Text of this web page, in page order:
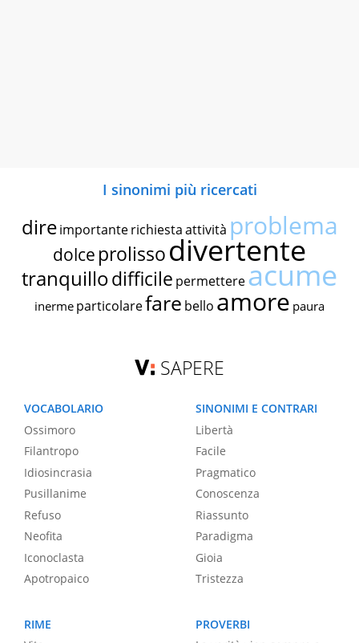
I sinonimi più ricercati
dire importante richiestaattività problema
dolce prolissodivertente
tranquillodifficile permettereacume
inerme particolarefare bello amore paura
SAPERE
VOCABOLARIO
Ossimoro
Filantropo
Idiosincrasia
Pusillanime
Refuso
Neofita
Iconoclasta
Apotropaico
SINONIMI E CONTRARI
Libertà
Facile
Pragmatico
Conoscenza
Riassunto
Paradigma
Gioia
Tristezza
RIME
PROVERBI